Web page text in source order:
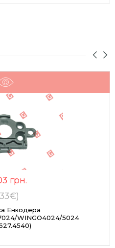
грн.
Енкодера
WINGO4024/5024